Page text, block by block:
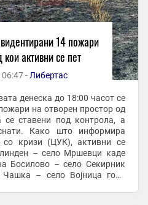
14 пожари
активни се пет
- Либертас
денеска до 18:00 часот се
на отворен простор од
ставени под контрола, а
Како што информира
со кризи (ЦУК), активни се
– село Мршевци каде
Босилово – село Секирник
– село Војница гори